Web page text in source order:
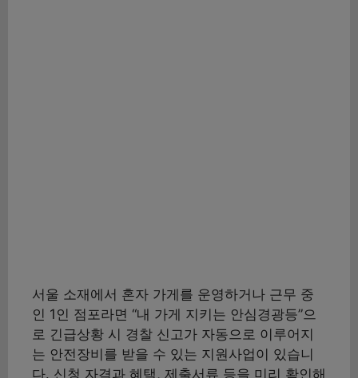
서울 소재에서 혼자 가게를 운영하거나 근무 중
인 1인 점포라면 “내 가게 지키는 안심경광등”으
로 긴급상황 시 경찰 신고가 자동으로 이루어지
는 안전장비를 받을 수 있는 지원사업이 있습니
다. 신청 자격과 혜택, 제출서류 등을 미리 확인해